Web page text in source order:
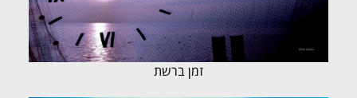
זמן ברשת